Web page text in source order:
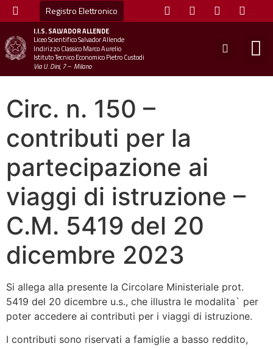
Registro Elettronico
I.I.S.SALVADOR ALLENDE
Liceo Scientifico Salvador Allende
Indirizzo Classico Marco Aurelio
Istituto Tecnico Economico Pietro Custodi
Via U. Dini, 7 – Milano
Circ. n. 150 –
contributi per la
partecipazione ai
viaggi di istruzione –
C.M. 5419 del 20
dicembre 2023
Si allega alla presente la Circolare Ministeriale prot.
5419 del 20 dicembre u.s., che illustra le modalita` per
poter accedere ai contributi per i viaggi di istruzione.
I contributi sono riservati a famiglie a basso reddito,